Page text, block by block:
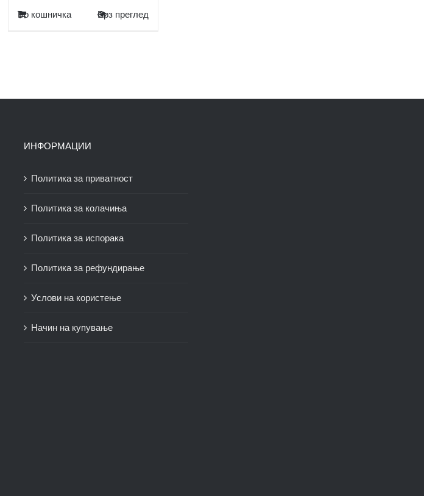
Во кошничка Брз преглед
ИНФОРМАЦИИ
Политика за приватност
Политика за колачиња
Политика за испорака
Политика за рефундирање
Услови на користење
Начин на купување